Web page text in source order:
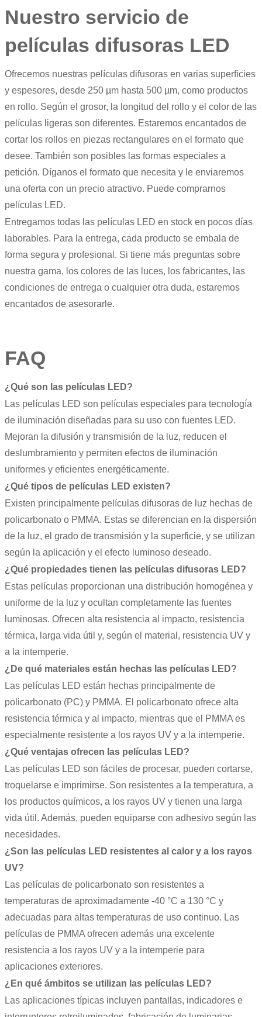
Nuestro servicio de
películas difusoras LED
Ofrecemos nuestras películas difusoras en varias superficies
y espesores, desde 250 µm hasta 500 µm, como productos
en rollo. Según el grosor, la longitud del rollo y el color de las
películas ligeras son diferentes. Estaremos encantados de
cortar los rollos en piezas rectangulares en el formato que
desee. También son posibles las formas especiales a
petición. Díganos el formato que necesita y le enviaremos
una oferta con un precio atractivo. Puede comprarnos
películas LED.
Entregamos todas las películas LED en stock en pocos días
laborables. Para la entrega, cada producto se embala de
forma segura y profesional. Si tiene más preguntas sobre
nuestra gama, los colores de las luces, los fabricantes, las
condiciones de entrega o cualquier otra duda, estaremos
encantados de asesorarle.
FAQ
¿Qué son las películas LED?
Las películas LED son películas especiales para tecnología
de iluminación diseñadas para su uso con fuentes LED.
Mejoran la difusión y transmisión de la luz, reducen el
deslumbramiento y permiten efectos de iluminación
uniformes y eficientes energéticamente.
¿Qué tipos de películas LED existen?
Existen principalmente películas difusoras de luz hechas de
policarbonato o PMMA. Estas se diferencian en la dispersión
de la luz, el grado de transmisión y la superficie, y se utilizan
según la aplicación y el efecto luminoso deseado.
¿Qué propiedades tienen las películas difusoras LED?
Estas películas proporcionan una distribución homogénea y
uniforme de la luz y ocultan completamente las fuentes
luminosas. Ofrecen alta resistencia al impacto, resistencia
térmica, larga vida útil y, según el material, resistencia UV y
a la intemperie.
¿De qué materiales están hechas las películas LED?
Las películas LED están hechas principalmente de
policarbonato (PC) y PMMA. El policarbonato ofrece alta
resistencia térmica y al impacto, mientras que el PMMA es
especialmente resistente a los rayos UV y a la intemperie.
¿Qué ventajas ofrecen las películas LED?
Las películas LED son fáciles de procesar, pueden cortarse,
troquelarse e imprimirse. Son resistentes a la temperatura, a
los productos químicos, a los rayos UV y tienen una larga
vida útil. Además, pueden equiparse con adhesivo según las
necesidades.
¿Son las películas LED resistentes al calor y a los rayos
UV?
Las películas de policarbonato son resistentes a
temperaturas de aproximadamente -40 °C a 130 °C y
adecuadas para altas temperaturas de uso continuo. Las
películas de PMMA ofrecen además una excelente
resistencia a los rayos UV y a la intemperie para
aplicaciones exteriores.
¿En qué ámbitos se utilizan las películas LED?
Las aplicaciones típicas incluyen pantallas, indicadores e